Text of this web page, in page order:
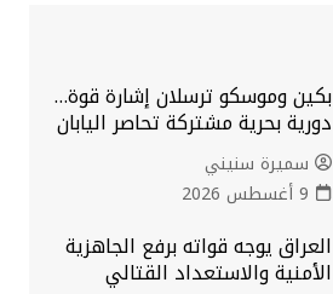
بكين وموسكو ترسلان إشارة قوة…
دورية بحرية مشتركة تحاصر اليابان
سميرة سنيني
9 أغسطس 2026
العراق يوجه قواته برفع الجاهزية
الأمنية والاستعداد القتالي